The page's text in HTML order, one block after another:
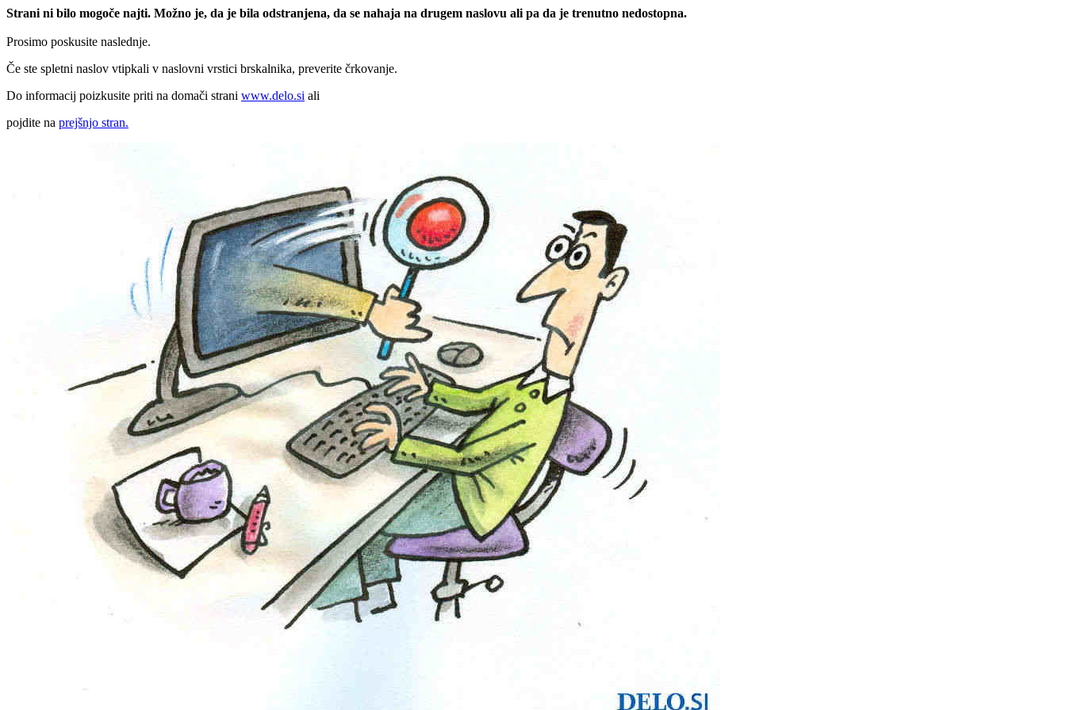
Strani ni bilo mogoče najti. Možno je, da je bila odstranjena, da se nahaja na drugem naslovu ali pa da je trenutno nedostopna.
Prosimo poskusite naslednje.
Če ste spletni naslov vtipkali v naslovni vrstici brskalnika, preverite črkovanje.
Do informacij poizkusite priti na domači strani www.delo.si ali
pojdite na prejšnjo stran.